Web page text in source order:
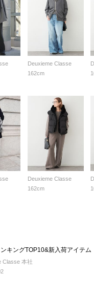
Deuxieme Classe
162cm
Deuxieme Classe
162cm
キングTOP10&新入荷アイテム
Classe 本社